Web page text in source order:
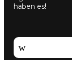
haben es!
w